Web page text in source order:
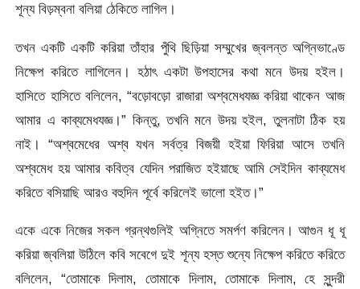
শূন্য বিড়ম্বনা বলিয়া ঠেকিতে লাগিল।
তখন একটি একটি করিয়া তাঁহার পুঁথি ছিড়িয়া সম্মুখের জ্বলন্ত অগ্নিভাণ্ডে
নিক্ষেপ করিতে লাগিলেন। হঠাৎ একটা উপহাসের কথা মনে উদয় হইল।
হাসিতে হাসিতে বলিলেন, “বড়ােবড়াে রাজারা অশ্বমেধযজ্ঞ করিয়া থাকেন আজ
আমার এ কাব্যমেধযজ্ঞ।” কিন্তু, তখনি মনে উদয় হইল, তুলনাটা ঠিক হয়
নাই। “অশ্বমেধের অশ্ব যখন সর্বত্র বিজয়ী হইয়া ফিরিয়া আসে তখনি
অশ্বমেধ হয় আমার কবিত্ব যেদিন পরাজিত হইয়াছে আমি সেইদিন কাব্যমেধ
করিতে বসিয়াছি আরও বহুদিন পূর্বে করিলেই ভালাে হইত।”
একে একে নিজের সকল গ্রন্থগুলিই অগ্নিতে সমর্পণ করিলেন। আগুন ধূ ধূ
করিয়া জ্বলিয়া উঠিলে কবি সবেগে দুই শূন্য হস্ত শুন্যে নিক্ষেপ করিতে করিতে
বলিলেন, “তােমাকে দিলাম, তােমাকে দিলাম, তােমাকে দিলাম, হে সুন্দরী